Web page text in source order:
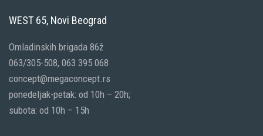
WEST 65, Novi Beograd
Omladinskih brigada 86ž
063/305-508, 063 395 068
concept@megaconcept.rs
ponedeljak-petak: od 10h – 20h;
subota: od 10h – 15h